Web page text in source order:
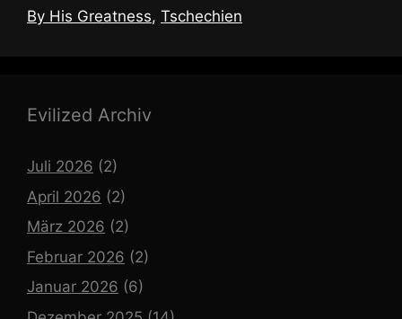
By His Greatness, Tschechien
Evilized Archiv
Juli 2026 (2)
April 2026 (2)
März 2026 (2)
Februar 2026 (2)
Januar 2026 (6)